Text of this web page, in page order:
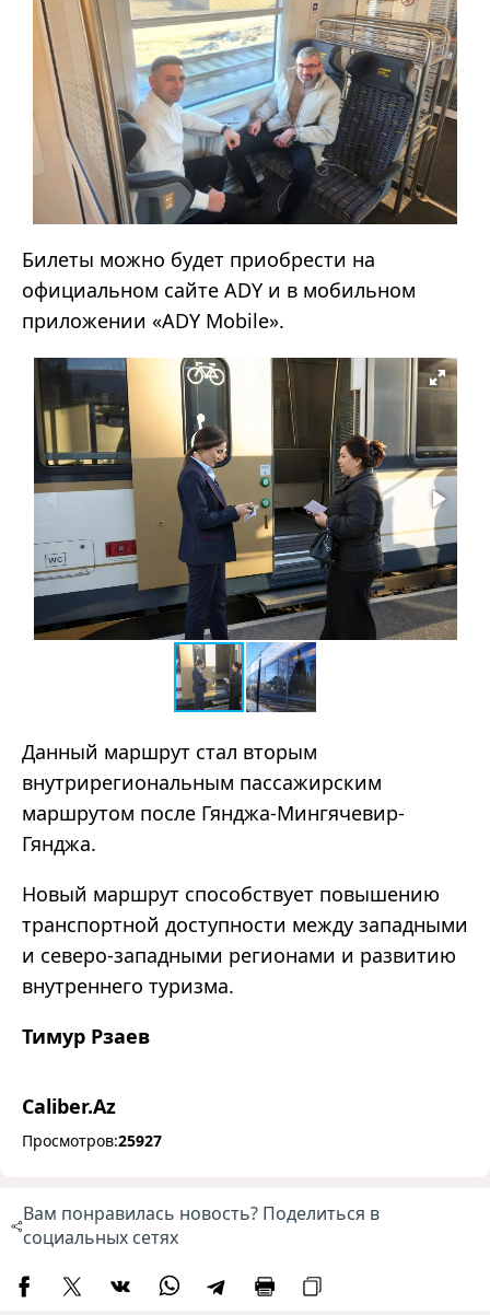
Билеты можно будет приобрести на
официальном сайте ADY и в мобильном
приложении «ADY Mobile».
Данный маршрут стал вторым
внутрирегиональным пассажирским
маршрутом после Гянджа-Мингячевир-
Гянджа.
Новый маршрут способствует повышению
транспортной доступности между западными
и северо-западными регионами и развитию
внутреннего туризма.
Тимур Рзаев
Caliber.Az
Просмотров:25927
Вам понравилась новость? Поделиться в
социальных сетях